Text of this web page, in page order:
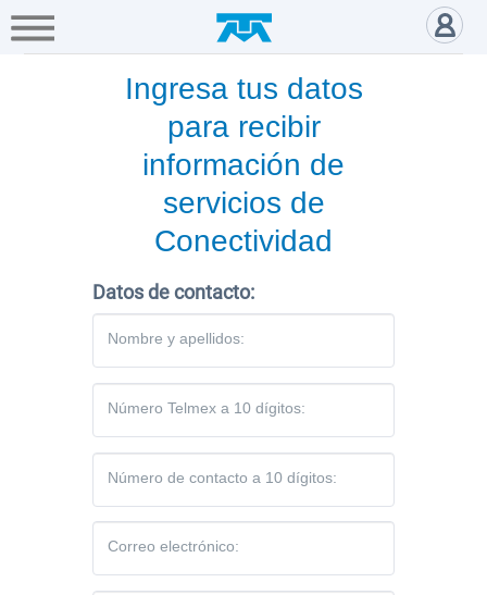
Hogar Empresa Gamers
A+
Portabilidad
Servicio de Conectividad -
Ingresa tus datos
para recibir
información de
servicios de
Conectividad
Datos de contacto:
Nombre y apellidos:
Número Telmex a 10 dígitos:
Número de contacto a 10 dígitos:
Correo electrónico: